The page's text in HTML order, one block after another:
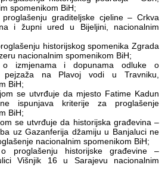
spomenikom BiH;
graditeljske cjeline – Crkva
i župni ured u Bijeljini, nacionalnim
historijskog spomenika Zgrada
nacionalnim spomenikom BiH;
izmjenama i dopunama odluke o
pejzaža na Plavoj vodi u Travniku,
BiH;
se utvrđuje da mjesto Fatime Kadun
ispunjava kriterije za proglašenje
BiH;
se utvrđuje da historijska građevina –
uz Gazanferija džamiju u Banjaluci ne
nacionalnim spomenikom BiH;
proglašenju historijske građevine –
Višnjik 16 u Sarajevu nacionalnim